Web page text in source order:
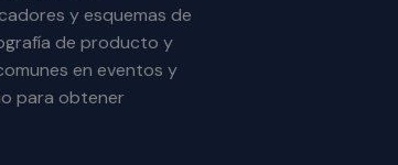
y esquemas de
de producto y
en eventos y
para obtener